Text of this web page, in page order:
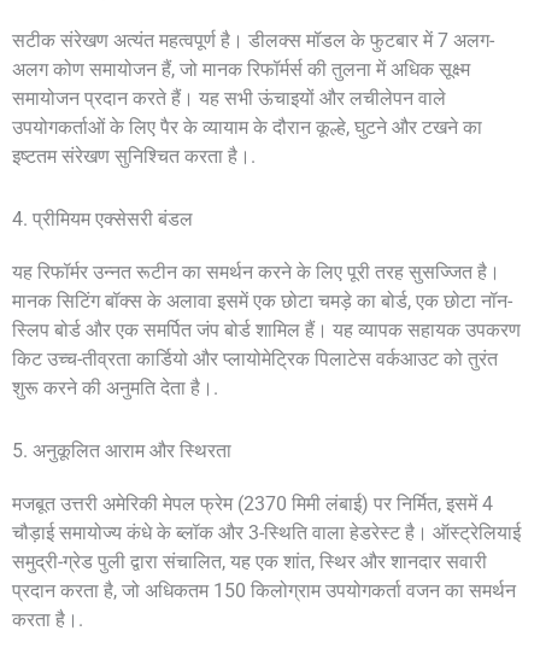
सटीक संरेखण अत्यंत महत्वपूर्ण है। डीलक्स मॉडल के फुटबार में 7 अलग-
अलग कोण समायोजन हैं, जो मानक रिफॉर्मर्स की तुलना में अधिक सूक्ष्म
समायोजन प्रदान करते हैं। यह सभी ऊंचाइयों और लचीलेपन वाले
उपयोगकर्ताओं के लिए पैर के व्यायाम के दौरान कूल्हे, घुटने और टखने का
इष्टतम संरेखण सुनिश्चित करता है।.
4. प्रीमियम एक्सेसरी बंडल
यह रिफॉर्मर उन्नत रूटीन का समर्थन करने के लिए पूरी तरह सुसज्जित है।
मानक सिटिंग बॉक्स के अलावा इसमें एक छोटा चमड़े का बोर्ड, एक छोटा नॉन-
स्लिप बोर्ड और एक समर्पित जंप बोर्ड शामिल हैं। यह व्यापक सहायक उपकरण
किट उच्च-तीव्रता कार्डियो और प्लायोमेट्रिक पिलाटेस वर्कआउट को तुरंत
शुरू करने की अनुमति देता है।.
5. अनुकूलित आराम और स्थिरता
मजबूत उत्तरी अमेरिकी मेपल फ्रेम (2370 मिमी लंबाई) पर निर्मित, इसमें 4
चौड़ाई समायोज्य कंधे के ब्लॉक और 3-स्थिति वाला हेडरेस्ट है। ऑस्ट्रेलियाई
समुद्री-ग्रेड पुली द्वारा संचालित, यह एक शांत, स्थिर और शानदार सवारी
प्रदान करता है, जो अधिकतम 150 किलोग्राम उपयोगकर्ता वजन का समर्थन
करता है।.